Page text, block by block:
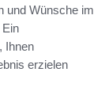
und Wünsche im
Ihnen
erzielen